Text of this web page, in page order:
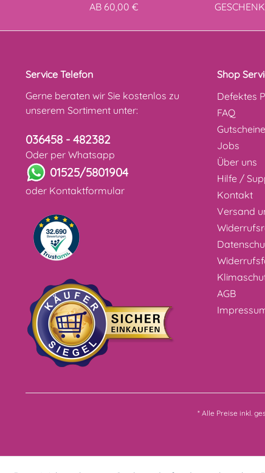
AB 60,00 €
Service Telefon
Gerne beraten wir Sie kostenlos zu
unserem Sortiment unter:
036458 - 482382
Oder per Whatsapp
01525/5801904
oder Kontaktformular
Shop
Defektes
FAQ
Gutscheine
Jobs
Über uns
Hilfe /
Kontakt
Versand
AGB
* Alle Preise inkl.